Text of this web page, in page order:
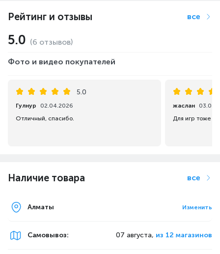
Рейтинг и отзывы все
5.0 (6 отзывов)
Фото и видео покупателей
5.0
Гулнур
02.04.2026
Отличный, спасибо.
жаслан
Для игр тоже
Наличие товара все
Алматы Изменить
Самовывоз: 07 августа, из 12 магазинов